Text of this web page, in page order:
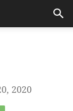
2020